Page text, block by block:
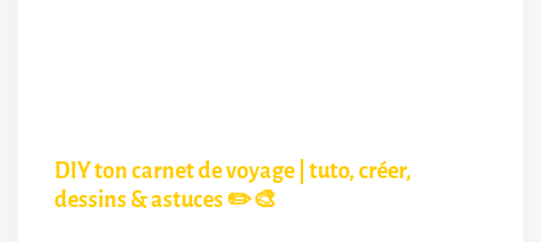
DIY ton carnet de voyage | tuto, créer,
dessins & astuces ✏️🎨